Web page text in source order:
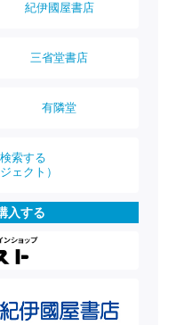
紀伊國屋書店
三省堂書店
有隣堂
索する
ェクト）
入する